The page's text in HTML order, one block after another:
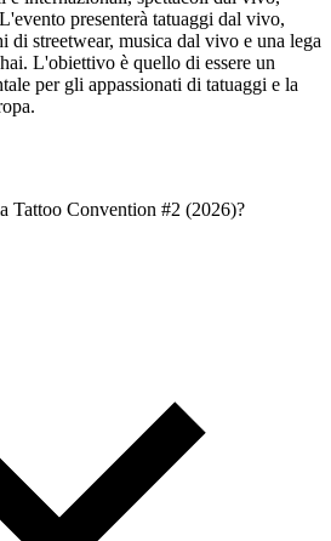
presenterà tatuaggi dal vivo,
di streetwear, musica dal vivo e una lega
L'obiettivo è quello di essere un
per gli appassionati di tatuaggi e la
Tattoo Convention #2 (2026)?